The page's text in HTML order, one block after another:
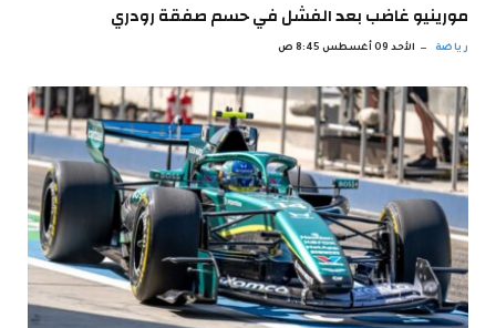
مورينيو غاضب بعد الفشل في حسم صفقة رودري
رياضة الأحد 09 أغسطس 8:45 ص